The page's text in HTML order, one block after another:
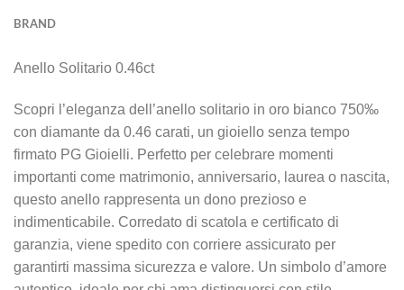
BRAND
Anello Solitario 0.46ct
Scopri l’eleganza dell’anello solitario in oro bianco 750‰
con diamante da 0.46 carati, un gioiello senza tempo
firmato PG Gioielli. Perfetto per celebrare momenti
importanti come matrimonio, anniversario, laurea o nascita,
questo anello rappresenta un dono prezioso e
indimenticabile. Corredato di scatola e certificato di
garanzia, viene spedito con corriere assicurato per
garantirti massima sicurezza e valore. Un simbolo d’amore